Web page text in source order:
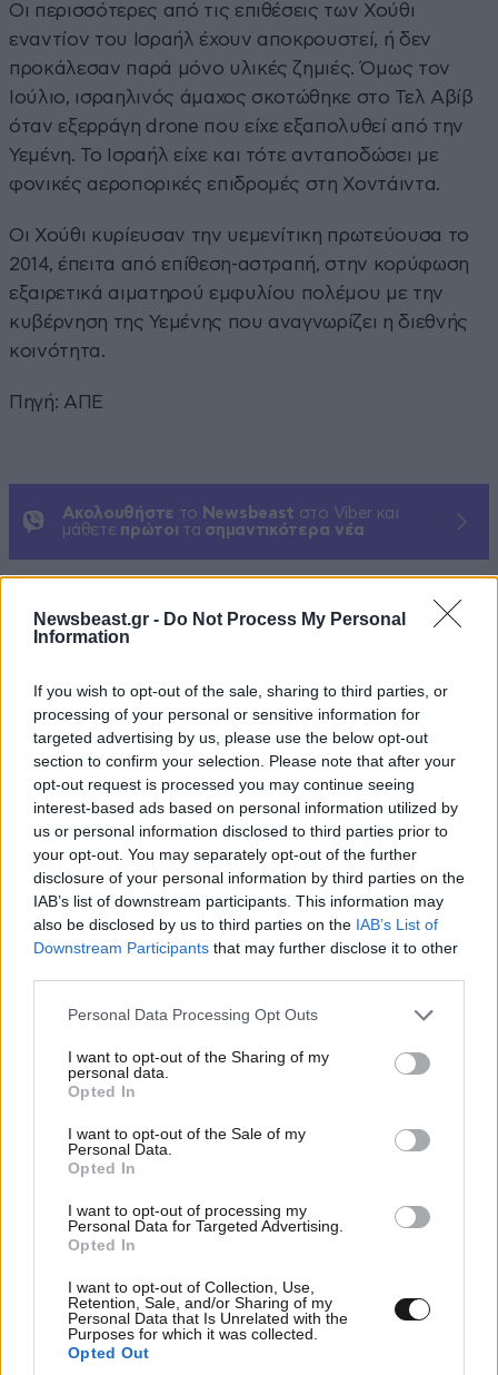
Newsbeast.gr - Do Not Process My Personal
Information
If you wish to opt-out of the sale, sharing to third parties, or
processing of your personal or sensitive information for
targeted advertising by us, please use the below opt-out
section to confirm your selection. Please note that after your
opt-out request is processed you may continue seeing
interest-based ads based on personal information utilized by
us or personal information disclosed to third parties prior to
your opt-out. You may separately opt-out of the further
disclosure of your personal information by third parties on the
IAB’s list of downstream participants. This information may
also be disclosed by us to third parties on the IAB’s List of
Downstream Participants that may further disclose it to other
Please note that this website/app uses one or more Google
not limited to your visit or usage behaviour. You may click to
grant or deny consent to Google and its third-party tags to
use your data for below specified purposes in below Google
consent section.
Personal Data Processing Opt Outs
I want to opt-out of the Sharing of my
personal data.
Opted In
I want to opt-out of the Sale of my
Personal Data.
Opted In
I want to opt-out of processing my
Personal Data for Targeted Advertising.
Opted In
I want to opt-out of Collection, Use,
Retention, Sale, and/or Sharing of my
Personal Data that Is Unrelated with the
Purposes for which it was collected.
Opted Out
Οι περισσότερες από τις επιθέσεις των Χούθι
εναντίον του Ισραήλ έχουν αποκρουστεί, ή δεν
προκάλεσαν παρά μόνο υλικές ζημιές. Όμως τον
Ιούλιο, ισραηλινός άμαχος σκοτώθηκε στο Τελ Αβίβ
όταν εξερράγη drone που είχε εξαπολυθεί από την
Υεμένη. Το Ισραήλ είχε και τότε ανταποδώσει με
φονικές αεροπορικές επιδρομές στη Χοντάιντα.
Οι Χούθι κυρίευσαν την υεμενίτικη πρωτεύουσα το
2014, έπειτα από επίθεση-αστραπή, στην κορύφωση
εξαιρετικά αιματηρού εμφυλίου πολέμου με την
κυβέρνηση της Υεμένης που αναγνωρίζει η διεθνής
κοινότητα.
Πηγή: ΑΠΕ
Ακολουθήστε το Newsbeast στο Viber και
μάθετε πρώτοι τα σημαντικότερα νέα
Ισραήλ στην Υεμένη είναι
εξαιρετικά ανησυχητικοί»
ΠΕΡΙΣΣΟΤΕΡΑ ΑΠΟ ΤΟΝ ΚΟΣΜΟ